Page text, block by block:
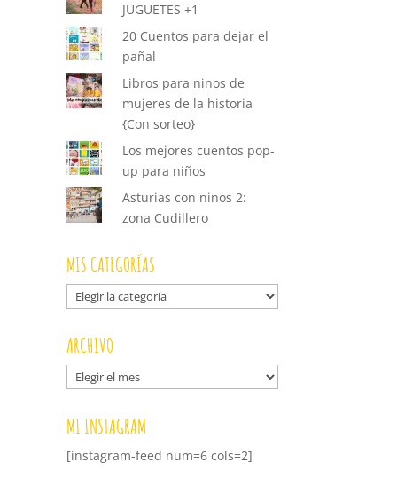
JUGUETES +1
20 Cuentos para dejar el
pañal
Libros para ninos de
mujeres de la historia
{Con sorteo}
Los mejores cuentos pop-
up para niños
Asturias con ninos 2:
zona Cudillero
MIS CATEGORÍAS
Mis
categorías
ARCHIVO
Archivo
MI INSTAGRAM
[instagram-feed num=6 cols=2]